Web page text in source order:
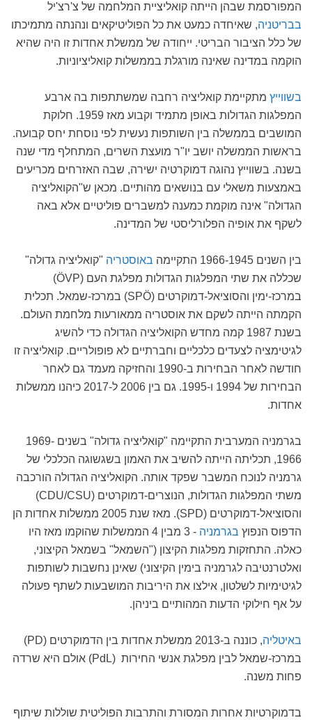
המפורסמת שבהן הייתה קואליציית המלחמה של צ'רצ'יל
בבריטניה, שאיחדה כמעט את כל הפוליטיקאים ונהנתה מתמיכתו
של כלל הציבור הבריטי. ייחודה של ממשלת אחדות זו היה שהיא
הוקמה במדינה שאינה מורגלת בממשלות קואליציוניות.
בשווייץ מתקיימת קואליציה רחבה שמשתתפות בה ארבע
המפלגות הגדולות באופן מתמיד וקבוע מאז 1959. חלוקת
המושבים בממשלה בין השותפות נעשית לפי נוסחת יחס קבועה.
בראשות הממשלה יושב יו"ר מועצת השרים, המתחלף מדי שנה
בשנה. בשווייץ נהוגה דמוקרטיה ישירה, שבה האזרחים מכריעים
באמצעות משאלי עם בנושאים מהותיים. מכאן ש"הקואליציה
הגדולה" אינה מוקמת כמענה למשברים פוליטיים אלא באה
לשקף את אופיה הפלורליסטי של המדינה.
בין השנים 1966-1945 התקיימה באוסטריה "קואליציה גדולה"
שכללה את שתי המפלגות הגדולות מפלגת העם (ÖVP)
במרכז-ימין והסוציאל-דמוקרטים (SPÖ) במרכז-שמאל. תכלית
הקמתה הייתה לשקם את אוסטריה ממאורעות מלחמת העולם.
בשנת 1987 קמה מחדש הקואליציה הגדולה כדי להשיג
לגיטימציה לצעדים כלכליים וחברתיים לא פופולריים. קואליציה זו
חודשה לאחר הבחירות ב-1990 והחזיקה מעמד גם לאחר
הבחירות של 1994 ו-1995. גם בין 2006 ל-2017 כיהנו ממשלות
אחדות.
בגרמניה המערבית התקיימה "קואליציה גדולה" בשנים 1969-
1966, תכליתה הייתה להשיב את האמון בשגשוגה הכלכלי של
גרמניה לנוכח המשבר שפקד אותה. הקואליציה הגדולה הורכבה
משתי המפלגות הגדולות, הנוצרים-דמוקרטים (CDU/CSU)
והסוציאל-דמוקרטים (SPD). מאז שנת 2005 ממשלות אחדות הן
הדפוס הנפוץ בגרמניה
- 3 מבין 4 הממשלות שהוקמו מאז היו
כאלה. התחזקות מפלגות הקיצון ("השמאל" בשמאל הקיצוני,
ואלטרנטיבה לגרמניה בימין הקיצוני) שאינן נחשבות לשותפות
לגיטימיות לשלטון, אילצו את היריבות המושבעות לשתף פעולה
על אף חילוקי הדעות המהותיים ביניהן.
באיטליה
, כוננה ב-2013 ממשלת אחדות בין הדמוקרטים (PD)
במרכז-שמאל לבין מפלגת אנשי החירות (PdL) אולם היא שרדה
פחות משנה.
בדמוקרטיות אחרות המסורת והתרבות הפוליטית שוללות שיתוף